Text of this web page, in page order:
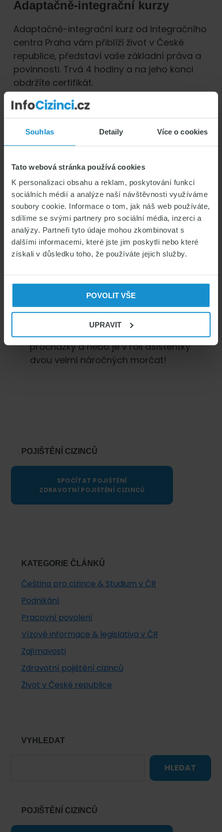
Souhlas Detaily Více o cookies
Tato webová stránka používá cookies
K personalizaci obsahu a reklam, poskytování funkcí
sociálních médií a analýze naší návštěvnosti využíváme
soubory cookie. Informace o tom, jak náš web používáte,
sdílíme se svými partnery pro sociální média, inzerci a
analýzy. Partneři tyto údaje mohou zkombinovat s
dalšími informacemi, které jste jim poskytli nebo které
získali v důsledku toho, že používáte jejich služby.
POVOLIT VŠE
UPRAVIT
Adaptačně-integrační kurzy
Adaptačně-integrační kurz od Integračního
centra Praha vám přiblíží život v České
republice, představí vaše základní práva a
povinnosti. Trvá 4 hodiny a na jeho konci
obdržíte certifikát.
Tlumočení a doprovody
Pracovníci Integračního centra Praha vám
mohou tlumočit v nemocnici, na cizinecké
doprovodí, anebo jsou k dispozici online.
About Magdaléna Kramperová
arts managementu a má ráda
umění všeho druhu. Baví jí sociální
sítě, miluje filmy a hudbu všech
žánrů. Ve volném čase chodí na
procházky a nebo je v roli asistentky
dvou velmi náročných morčat!
POJIŠTĚNÍ CIZINCŮ
SPOČÍTAT POJIŠTĚNÍ
ZDRAVOTNÍ POJIŠTĚNÍ CIZINCŮ
KATEGORIE ČLÁNKŮ
Čeština pro cizince & Studium v ČR
Podnikání
Pracovní povolení
Vízové informace & legislativa v ČR
Zajímavosti
Zdravotní pojištění cizinců
Život v České republice
VYHLEDAT
HLEDAT
POJIŠTĚNÍ CIZINCŮ